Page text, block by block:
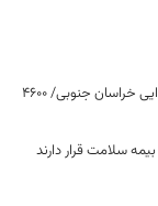
تقدیر مقام عالی وزارت از عملکرد جهادی معاونت آموزش ابتدایی خراسان جنوبی/ ۴۶۰۰